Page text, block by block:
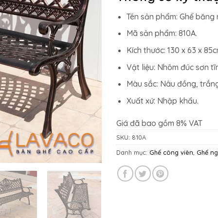
Tên sản phẩm: Ghế
Mã sản phẩm: 810A.
Kích thước: 130 x 63 x
Vật liệu: Nhôm đúc sơn
Màu sắc: Nâu đồng,
Xuất xứ: Nhập khẩu.
Giá đã bao gồm 8% VAT
SKU: 810A
Danh mục: Ghế công viên Ghế